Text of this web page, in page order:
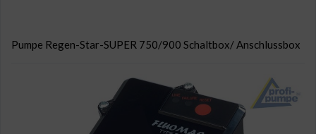
Pumpe Regen-Star-SUPER 750/900 Schaltbox/ Anschlussbox